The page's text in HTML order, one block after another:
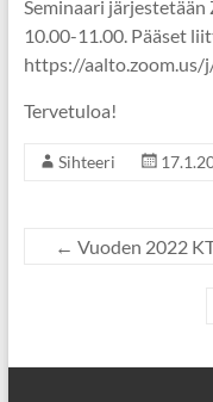
Seminaari
10.00-11.00. Pääset
https://
Tervetuloa!
Sihteeri
← Vuoden 2022